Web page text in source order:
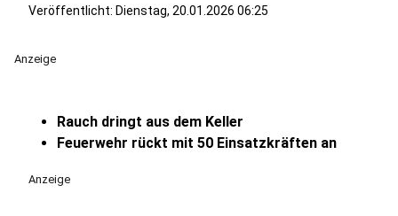
Veröffentlicht: Dienstag, 20.01.2026 06:25
Anzeige
Rauch dringt aus dem Keller
Feuerwehr rückt mit 50 Einsatzkräften an
Anzeige